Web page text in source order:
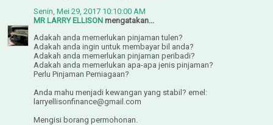
Senin, Mei 29, 2017 10:10:00 AM
MR LARRY ELLISON mengatakan...
Adakah anda memerlukan pinjaman tulen?
Adakah anda ingin untuk membayar bil anda?
Adakah anda memerlukan pinjaman peribadi?
Adakah anda memerlukan apa-apa jenis pinjaman?
Perlu Pinjaman Perniagaan?
Anda mahu menjadi kewangan yang stabil? emel:
larryellisonfinance@gmail.com
Mengisi borang permohonan.